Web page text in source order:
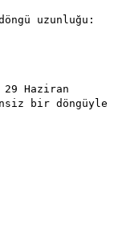
uzunluğu:
Haziran
bir döngüyle